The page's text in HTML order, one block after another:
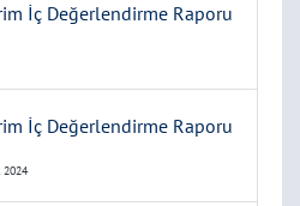
İç Değerlendirme Raporu
İç Değerlendirme Raporu
2024